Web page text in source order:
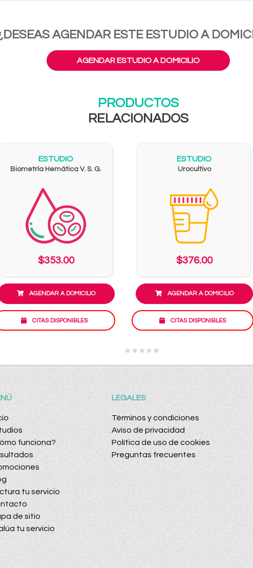
AGENDAR ESTE ESTUDIO A
AGENDAR ESTUDIO A DOMICILIO
PRODUCTOS
RELACIONADOS
ESTUDIO
Biometría Hemática V. S. G.
$353.00
AGENDAR A DOMICILIO
CITAS DISPONIBLES
ESTUDIO
Urocultivo
$376.00
AGENDAR A DOMICILIO
CITAS DISPONIBLES
funciona?
tu servicio
de sitio
tu servicio
LEGALES
Términos y condiciones
Aviso de privacidad
Política de uso de cookies
Preguntas frecuentes